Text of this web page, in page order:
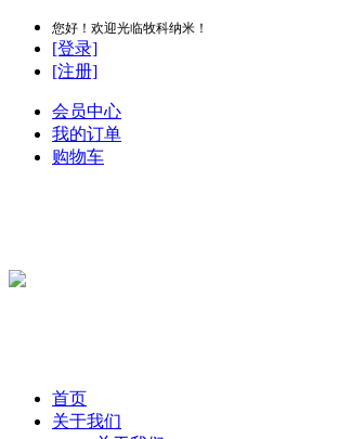
您好！欢迎光临牧科纳米！
[登录]
[注册]
会员中心
我的订单
购物车
首页
关于我们